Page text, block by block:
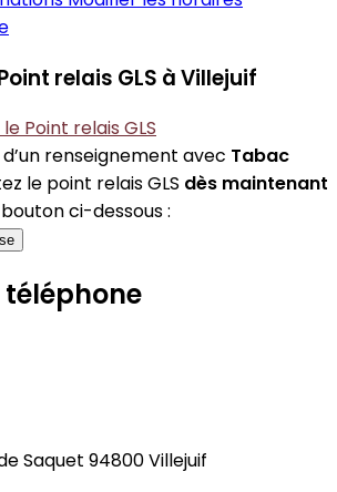
relais GLS à Villejuif
Point relais GLS
renseignement avec Tabac
le point relais GLS dès maintenant
ci-dessous :
Saquet 94800 Villejuif